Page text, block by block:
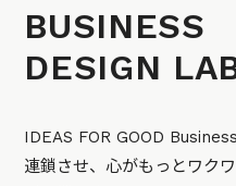
BUSINESS
DESIGN
IDEAS FOR GOOD
連鎖させ、心がもっとワク